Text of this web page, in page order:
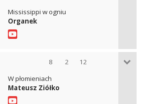
Mississippi w ogniu
Organek
8 2 12
W płomieniach
Mateusz Ziółko